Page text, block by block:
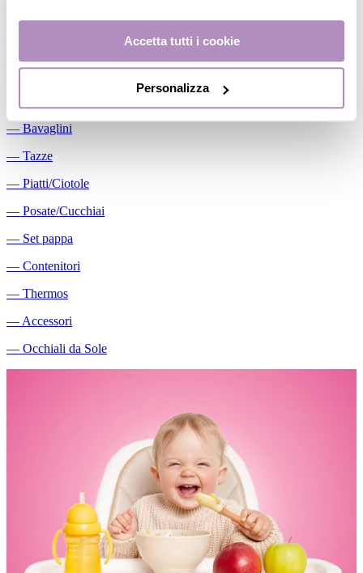
Accetta tutti i cookie
Personalizza
Conservalatte Materno
―Massaggiagengive
― Bavaglini
― Tazze
― Piatti/Ciotole
― Posate/Cucchiai
― Set pappa
― Contenitori
― Thermos
― Accessori
― Occhiali da Sole